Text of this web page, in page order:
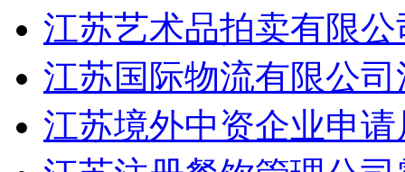
江苏艺术品拍卖有限
江苏国际物流有限公
江苏境外中资企业申